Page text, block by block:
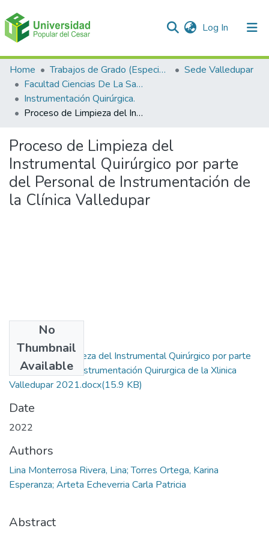
Log In (current)
Communities & Collections
All of DSpace
Statistics
Home Trabajos de Grado (Especializaciones y Pregrados)
Sede Valledupar
Facultad Ciencias De La Salud.
Instrumentación Quirúrgica.
Proceso de Limpieza del Instrumental Quirúrgico por parte del Personal de Instrumentación de la Clínica Valledupar
Proceso de Limpieza del
Instrumental Quirúrgico por parte
del Personal de Instrumentación de
la Clínica Valledupar
No
Thumbnail
Available
Proceso de Limpieza del Instrumental Quirúrgico por parte
del personal de Instrumentación Quirurgica de la Xlinica
Valledupar 2021.docx(15.9 KB)
Date
2022
Authors
Lina Monterrosa Rivera, Lina; Torres Ortega, Karina
Esperanza; Arteta Echeverria Carla Patricia
Abstract